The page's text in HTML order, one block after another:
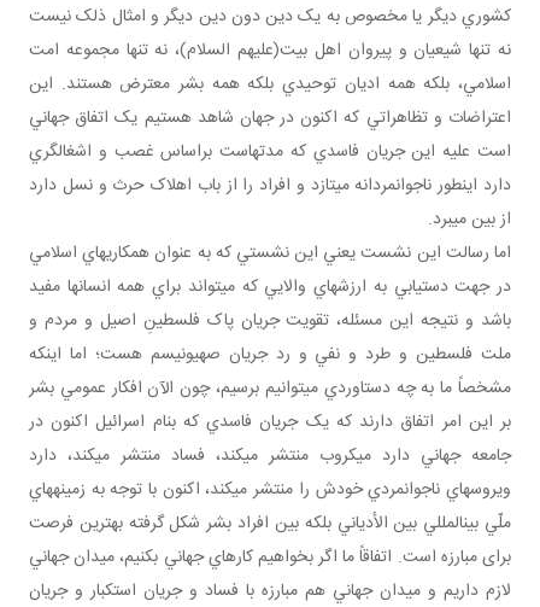
کشوري ديگر يا مخصوص به يک دين دون دين ديگر و امثال ذلک نيست
نه تنها شيعيان و پيروان اهل بيت(عليهم السلام)، نه تنها مجموعه امت
اسلامي، بلکه همه اديان توحيدي بلکه همه بشر معترض هستند. اين
اعتراضات و تظاهراتي که اکنون در جهان شاهد هستيم يک اتفاق جهاني
است عليه اين جريان فاسدي که مدت هاست براساس غصب و اشغالگري
دارد اين طور ناجوانمردانه مي تازد و افراد را از باب اهلاک حرث و نسل دارد
از بين مي برد.
اما رسالت اين نشست يعني اين نشستي که به عنوان همکاري هاي اسلامي
در جهت دستيابي به ارزش هاي والايي که مي تواند براي همه انسان ها مفيد
باشد و نتيجه اين مسئله، تقويت جريان پاک فلسطينِ اصيل و مردم و
ملت فلسطين و طرد و نفي و رد جريان صهيونيسم هست؛ اما اينکه
مشخصاً ما به چه دستاوردي مي توانيم برسيم، چون الآن افکار عمومي بشر
بر اين امر اتفاق دارند که يک جريان فاسدي که بنام اسرائيل اکنون در
جامعه جهاني دارد ميکروب منتشر مي کند، فساد منتشر مي کند، دارد
ويروس هاي ناجوانمردي خودش را منتشر مي کند، اکنون با توجه به زمينه هاي
ملّي بين المللي بين الأدياني بلکه بين افراد بشر شکل گرفته بهترين فرصت
برای مبارزه است. اتفاقاً ما اگر بخواهيم کارهاي جهاني بکنيم، ميدان جهاني
لازم داريم و ميدان جهاني هم مبارزه با فساد و جريان استکبار و جريان